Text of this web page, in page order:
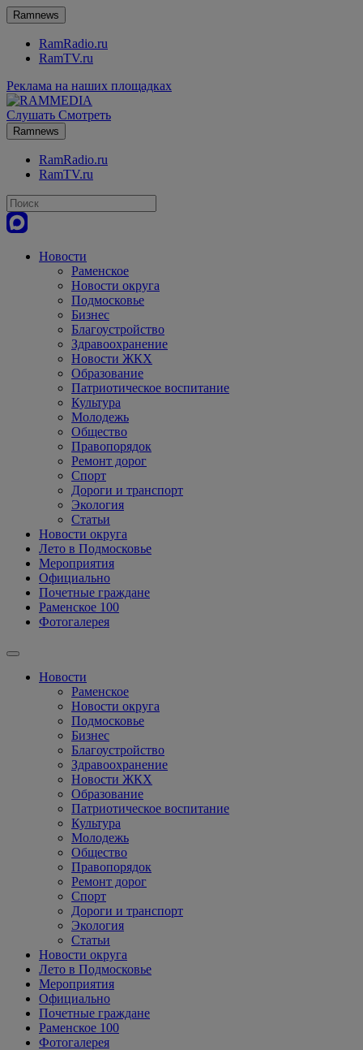
Ramnews
RamRadio.ru
RamTV.ru
Реклама на наших площадках
Слушать Смотреть
Ramnews
RamRadio.ru
RamTV.ru
Новости
Раменское
Новости округа
Подмосковье
Бизнес
Благоустройство
Здравоохранение
Новости ЖКХ
Образование
Патриотическое воспитание
Культура
Молодежь
Общество
Правопорядок
Ремонт дорог
Спорт
Дороги и транспорт
Экология
Статьи
Новости округа
Лето в Подмосковье
Мероприятия
Официально
Почетные граждане
Раменское 100
Фотогалерея
Новости
Раменское
Новости округа
Подмосковье
Бизнес
Благоустройство
Здравоохранение
Новости ЖКХ
Образование
Патриотическое воспитание
Культура
Молодежь
Общество
Правопорядок
Ремонт дорог
Спорт
Дороги и транспорт
Экология
Статьи
Новости округа
Лето в Подмосковье
Мероприятия
Официально
Почетные граждане
Раменское 100
Фотогалерея